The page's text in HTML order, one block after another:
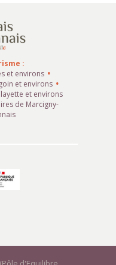
:
et environs
et environs
et environs
de Marcigny-